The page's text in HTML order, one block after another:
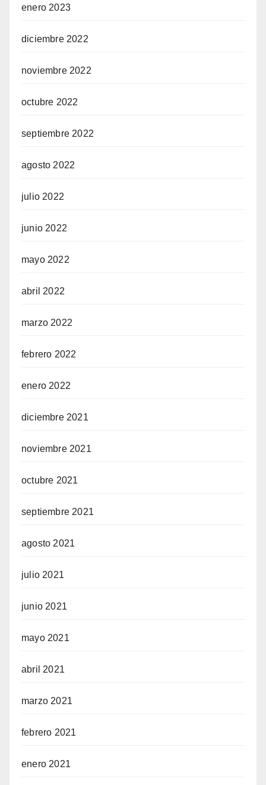
enero 2023
diciembre 2022
noviembre 2022
octubre 2022
septiembre 2022
agosto 2022
julio 2022
junio 2022
mayo 2022
abril 2022
marzo 2022
febrero 2022
enero 2022
diciembre 2021
noviembre 2021
octubre 2021
septiembre 2021
agosto 2021
julio 2021
junio 2021
mayo 2021
abril 2021
marzo 2021
febrero 2021
enero 2021